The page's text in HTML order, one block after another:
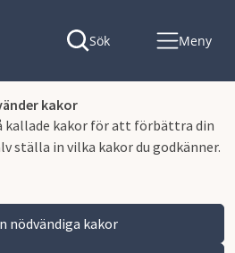
kakor
kallade kakor för att förbättra din
ställa in vilka kakor du godkänner.
nödvändiga kakor
Sök Meny